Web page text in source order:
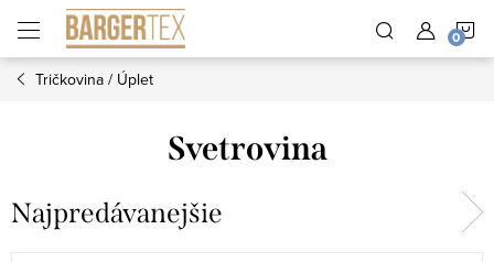
obsah
Tričkovina / Úplet
Svetrovina
Najpredávanejšie